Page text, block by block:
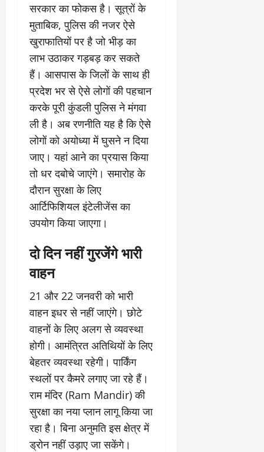
सरकार का फोकस है। सूत्रों के
मुताबिक, पुलिस की नजर ऐसे
खुराफातियों पर है जो भीड़ का
लाभ उठाकर गड़बड़ कर सकते
हैं। आसपास के जिलों के साथ ही
प्रदेश भर से ऐसे लोगों की पहचान
करके पूरी कुंडली पुलिस ने मंगवा
ली है। अब रणनीति यह है कि ऐसे
लोगों को अयोध्या में घुसने न दिया
जाए। यहां आने का प्रयास किया
तो धर दबोचे जाएंगे। समारोह के
दौरान सुरक्षा के लिए
आर्टिफिशियल इंटेलीजेंस का
उपयोग किया जाएगा।
दो दिन नहीं गुरजेंगे भारी
वाहन
21 और 22 जनवरी को भारी
वाहन इधर से नहीं जाएंगे। छोटे
वाहनों के लिए अलग से व्यवस्था
होगी। आमंत्रित अतिथियों के लिए
बेहतर व्यवस्था रहेगी। पार्किंग
स्थलों पर कैमरे लगाए जा रहे हैं।
राम मंदिर (Ram Mandir) की
सुरक्षा का नया प्लान लागू किया जा
रहा है। बिना अनुमति इस क्षेत्र में
ड्रोन नहीं उड़ाए जा सकेंगे।